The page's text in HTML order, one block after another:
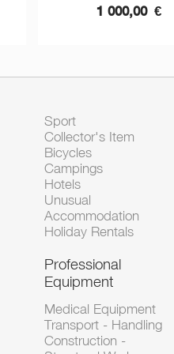
1 000,00 €
Sport
Collector's Item
Bicycles
Campings
Hotels
Unusual
Accommodation
Holiday Rentals
Professional
Equipment
Medical Equipment
Transport - Handling
Construction -